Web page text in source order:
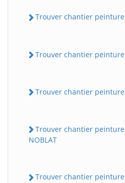
Trouver chantier peinture
Trouver chantier peinture
Trouver chantier peinture
Trouver chantier peinture
NOBLAT
Trouver chantier peinture